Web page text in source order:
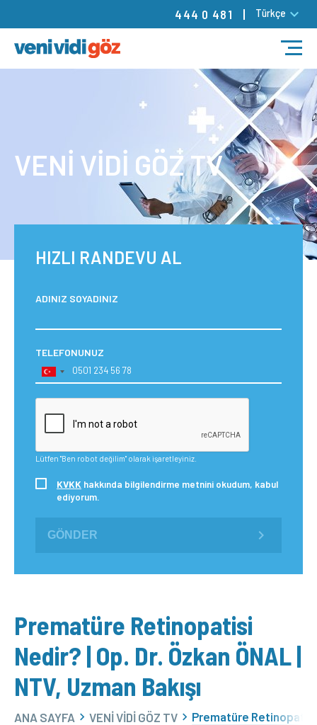
444 0 481 Türkçe
TEDAVİLER
DOKTORLARIMIZ
MERKEZLERİMİZ
RANDEVU
BLOG
VENİ VİDİ GÖZ TV
HIZLI RANDEVU AL
ADINIZ SOYADINIZ
TELEFONUNUZ
Lütfen "Ben robot değilim" olarak işaretleyiniz.
KVKK hakkında bilgilendirme metnini okudum, kabul
ediyorum.
GÖNDER
Prematüre Retinopatisi
Nedir? | Op. Dr. Özkan ÖNAL |
NTV, Uzman Bakışı
ANA SAYFA VENİ VİDİ GÖZ TV Prematüre Retinopatisi